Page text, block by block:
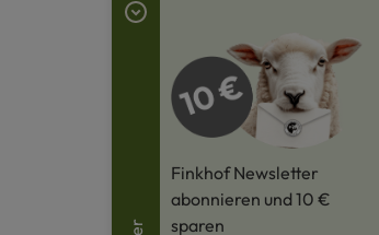
Finkhof Newsletter
abonnieren und 10 €
sparen